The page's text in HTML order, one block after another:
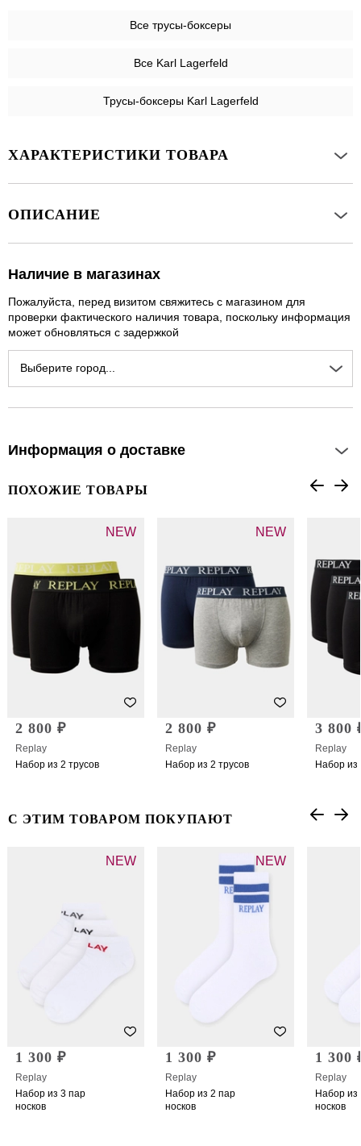
Все трусы-боксеры
Все Karl Lagerfeld
Трусы-боксеры Karl Lagerfeld
ХАРАКТЕРИСТИКИ ТОВАРА
ОПИСАНИЕ
Наличие в магазинах
Пожалуйста, перед визитом свяжитесь с магазином для
проверки фактического наличия товара, поскольку информация
может обновляться с задержкой
Выберите город...
Информация о доставке
ПОХОЖИЕ ТОВАРЫ
NEW
2 800 ₽
Replay
Набор из 2 трусов
NEW
2 800 ₽
Replay
Набор из 2 трусов
3 800
Replay
Набор из
С ЭТИМ ТОВАРОМ ПОКУПАЮТ
NEW
1 300 ₽
Replay
Набор из 3 пар
носков
NEW
1 300 ₽
Replay
Набор из 2 пар
носков
1 300
Replay
Набор из
носков